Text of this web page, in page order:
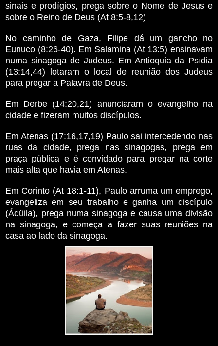
sinais e prodígios, prega sobre o Nome de Jesus e
sobre o Reino de Deus (At 8:5-8,12)
No caminho de Gaza, Filipe dá um gancho no
Eunuco (8:26-40). Em Salamina (At 13:5) ensinavam
numa sinagoga de Judeus. Em Antioquia da Psídia
(13:14,44) lotaram o local de reunião dos Judeus
para pregar a Palavra de Deus.
Em Derbe (14:20,21) anunciaram o evangelho na
cidade e fizeram muitos discípulos.
Em Atenas (17:16,17,19) Paulo sai intercedendo nas
ruas da cidade, prega nas sinagogas, prega em
praça pública e é convidado para pregar na corte
mais alta que havia em Atenas.
Em Corinto (At 18:1-11), Paulo arruma um emprego,
evangeliza em seu trabalho e ganha um discípulo
(Áqüila), prega numa sinagoga e causa uma divisão
na sinagoga, e começa a fazer suas reuniões na
casa ao lado da sinagoga.